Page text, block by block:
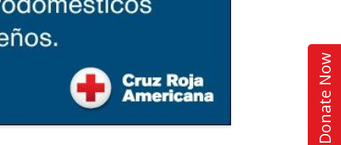
Donate Now